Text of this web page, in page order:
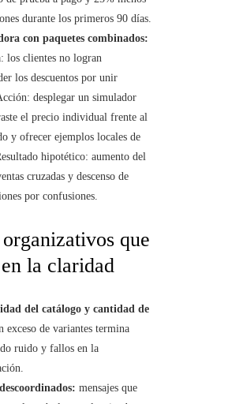
durante los primeros 90 días.
con paquetes combinados:
los clientes no logran
los descuentos por unir
desplegar un simulador
el precio individual frente al
y ofrecer ejemplos locales de
hipotético: aumento del
cruzadas y descenso de
por confusiones.
que
la claridad
del catálogo y cantidad de
exceso de variantes termina
ruido y fallos en la
mensajes que